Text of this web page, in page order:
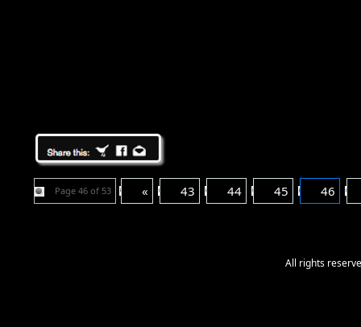
Page 46 of 53 « 43 44 45 46
All rights